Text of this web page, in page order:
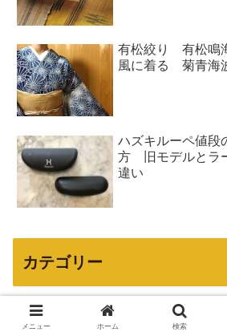
有松絞り 有松鳴
風に着る 菊青海
ハズキルーペ値段
方 旧モデルとラ
違い
カテゴリー
メニュー ホーム 検索